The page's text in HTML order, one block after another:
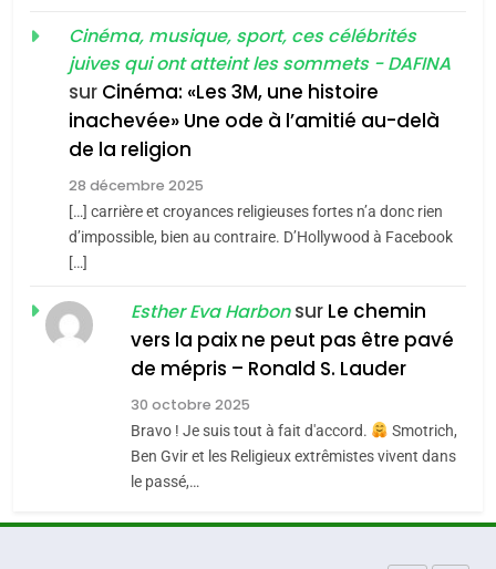
Tout sur la Nostalgie
SOUVENIRS
l’alliance pourrait
s’étendre à 13 pays
d’Amérique latine
ISRAÉL JUDAISME
2025, l’année la plus
meurtrière selon le
rapport d’ADL contre
l’antisémitisme
FRANCE ISRAÉL
FIÈRE, DIGNE ET RÉSILIENTE :
POURQUOI JE REVENDIQUE
Cinéma, musique, sport, ces célébrités
juives qui ont atteint les sommets - DAFINA
sur Cinéma: «Les 3M, une histoire
inachevée» Une ode à l’amitié au-delà
de la religion
28 décembre 2025
[…] carrière et croyances religieuses fortes n’a donc rien
d’impossible, bien au contraire. D’Hollywood à Facebook
[…]
Esther Eva Harbonsur Le chemin
vers la paix ne peut pas être pavé
de mépris – Ronald S. Lauder
30 octobre 2025
Bravo ! Je suis tout à fait d'accord.
Smotrich,
Ben Gvir et les Religieux extrêmistes vivent dans
le passé,…
Zrihen-Dvir
CE QUI NOUS MANQUE –
Jacques Hadida
JUDAISME
Maroc : Les amandes de
Azilal consacrés produits
du terroir
DAFINA MAROC
Oeil ravageur – Vanessa De
Loya Stauber
CINEMA ISRAÉL
«Tu dis génocide, je dis